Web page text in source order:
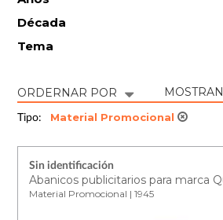
Década
Tema
ORDERNAR POR
Tipo: Material Promocional
Sin identificación
Abanicos publicitarios para marca
Material Promocional | 1945